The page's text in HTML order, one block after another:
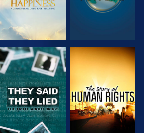
ΠΑΡΑΚΟΛΟΥΘΗΣΤΕ ΠΑΡΑΚΟΛΟΥΘΗΣΤΕ